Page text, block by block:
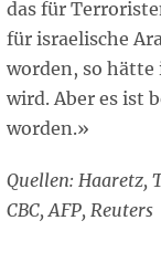
das für
für israelische
worden, so
wird. Aber es ist
worden.»
Quellen: Haaretz,
CBC, AFP, Reuters